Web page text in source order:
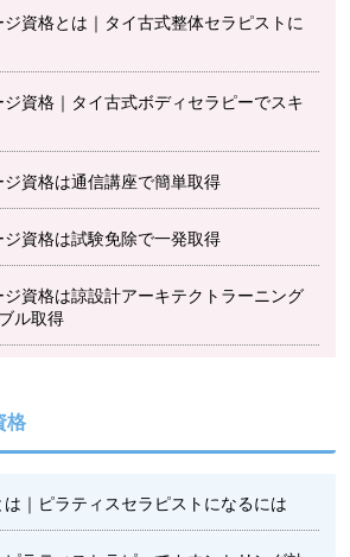
資格とは｜タイ古式整体セラピストに
ジ資格｜タイ古式ボディセラピーでスキ
ジ資格は通信講座で簡単取得
ジ資格は試験免除で一発取得
ジ資格は諒設計アーキテクトラーニング
ル取得
格
は｜ピラティスセラピストになるには